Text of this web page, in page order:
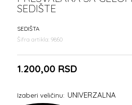
SEDIŠTE
SEDIŠTA
Šifra artikla: 9860
1.200,00 RSD
Izaberi veličinu: UNIVERZALNA